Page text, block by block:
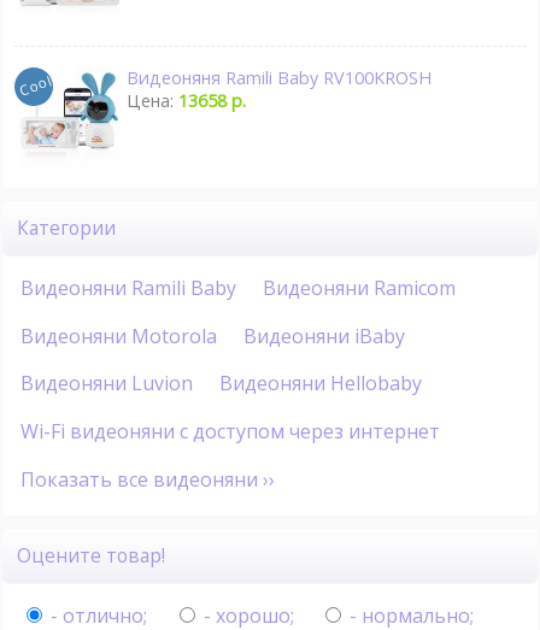
Видеоняня Ramili Baby RV100KROSH
Цена: 13658 р.
Категории
Видеоняни Ramili Baby
Видеоняни Ramicom
Видеоняни Motorola
Видеоняни iBaby
Видеоняни Luvion
Видеоняни Hellobaby
Wi-Fi видеоняни с доступом через интернет
Показать все видеоняни ››
Оцените товар!
- отлично; - хорошо;
- нормально;